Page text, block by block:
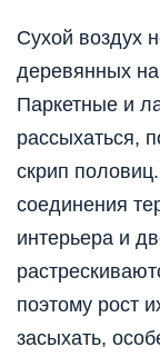
Сухой воздух
деревянных
Паркетные и
рассыхаться,
скрип
соединения
интерьера и
поэтому рост
засыхать,